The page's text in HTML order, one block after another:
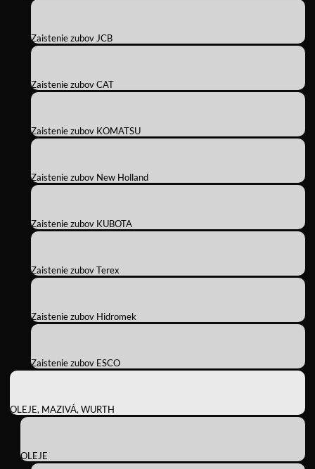
Zaistenie zubov JCB
Zaistenie zubov CAT
Zaistenie zubov KOMATSU
Zaistenie zubov New Holland
Zaistenie zubov KUBOTA
Zaistenie zubov Terex
Zaistenie zubov Hidromek
Zaistenie zubov ESCO
OLEJE, MAZIVÁ, WURTH
OLEJE